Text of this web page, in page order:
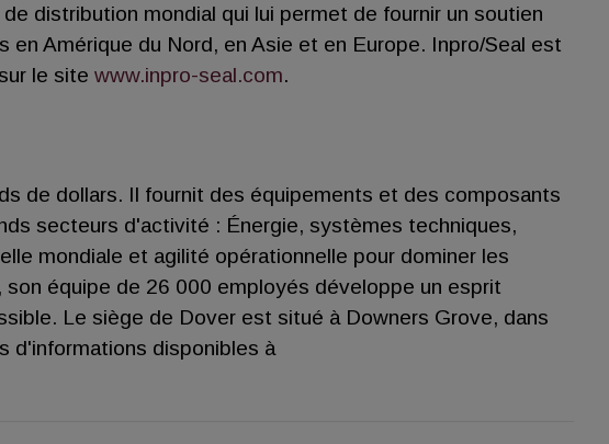
distribution mondial qui lui permet de fournir un soutien
Amérique du Nord, en Asie et en Europe. Inpro/Seal est
le site www.inpro-seal.com.
de dollars. Il fournit des équipements et des composants
secteurs d'activité : Énergie, systèmes techniques,
mondiale et agilité opérationnelle pour dominer les
équipe de 26 000 employés développe un esprit
Le siège de Dover est situé à Downers Grove, dans
d'informations disponibles à